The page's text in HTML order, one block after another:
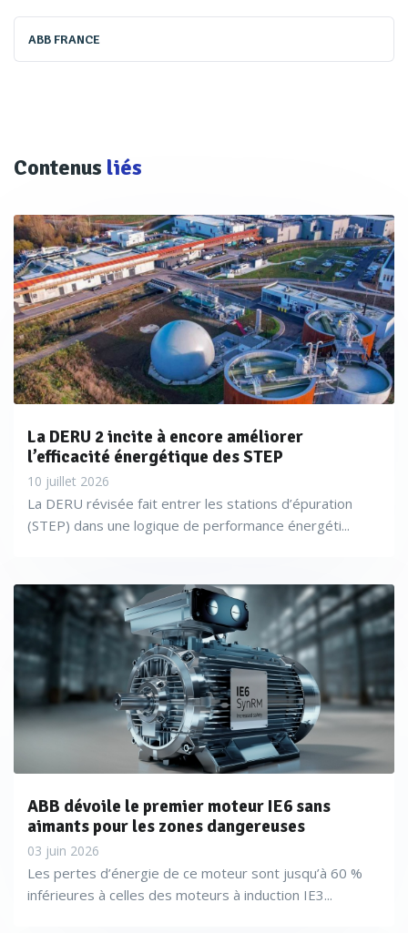
ABB FRANCE
Contenus liés
La DERU 2 incite à encore améliorer
l’efficacité énergétique des STEP
10 juillet 2026
La DERU révisée fait entrer les stations d’épuration
(STEP) dans une logique de performance énergéti...
ABB dévoile le premier moteur IE6 sans
aimants pour les zones dangereuses
03 juin 2026
Les pertes d’énergie de ce moteur sont jusqu’à 60 %
inférieures à celles des moteurs à induction IE3...